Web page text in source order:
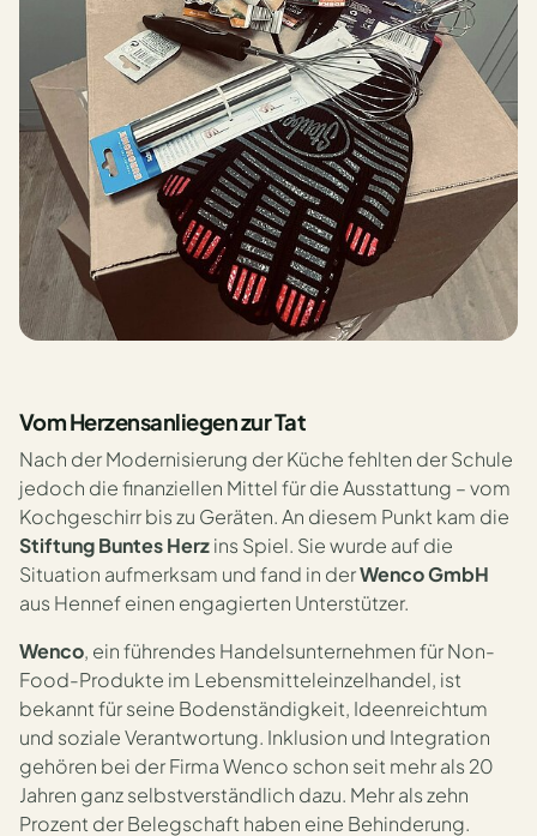
Vom Herzensanliegen zur Tat
Nach der Modernisierung der Küche fehlten der Schule
jedoch die finanziellen Mittel für die Ausstattung – vom
Kochgeschirr bis zu Geräten. An diesem Punkt kam die
Stiftung Buntes Herzins Spiel. Sie wurde auf die
Situation aufmerksam und fand in derWenco GmbH
aus Hennef einen engagierten Unterstützer.
Wenco, ein führendes Handelsunternehmen für Non-
Food-Produkte im Lebensmitteleinzelhandel, ist
bekannt für seine Bodenständigkeit, Ideenreichtum
und soziale Verantwortung. Inklusion und Integration
gehören bei der Firma Wenco schon seit mehr als 20
Jahren ganz selbstverständlich dazu. Mehr als zehn
Prozent der Belegschaft haben eine Behinderung.